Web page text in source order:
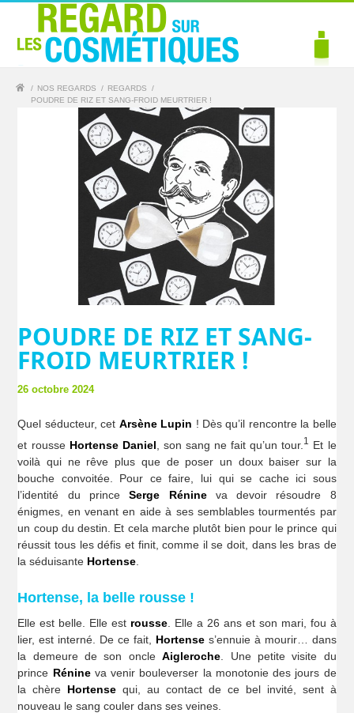
/ NOS REGARDS / REGARDS
/
POUDRE DE RIZ ET SANG-FROID MEURTRIER !
POUDRE DE RIZ ET SANG-
FROID MEURTRIER !
26 octobre 2024
Quel séducteur, cet Arsène Lupin ! Dès qu’il rencontre la belle
et rousse Hortense Daniel , son sang ne fait qu’un tour. 1
Et le
voilà qui ne rêve plus que de poser un doux baiser sur la
bouche convoitée. Pour ce faire, lui qui se cache ici sous
l’identité du princeSerge Rénineva devoir résoudre 8
énigmes, en venant en aide à ses semblables tourmentés par
un coup du destin. Et cela marche plutôt bien pour le prince qui
réussit tous les défis et finit, comme il se doit, dans les bras de
la séduisante Hortense
Hortense, la belle rousse !
Elle est belle. Elle est rousse . Elle a 26 ans et son mari, fou à
lier, est interné. De ce fait, Hortenses’ennuie à mourir… dans
la demeure de son oncleAigleroche . Une petite visite du
prince Rénineva venir bouleverser la monotonie des jours de
la chère Hortense qui, au contact de ce bel invité, sent à
nouveau le sang couler dans ses veines.